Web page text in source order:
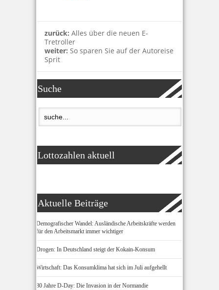
zurück: Alles über die neuen E-
Tretroller
weiter: So sparen Sie auf der Autoreise
Sprit
Suche
Lottozahlen aktuell
Aktuelle Beiträge
Demografischer Wandel: Ausländische Arbeitskräfte werden
für den Arbeitsmarkt immer wichtiger
Drogen: In Deutschland steigt der Kokain-Konsum
Wirtschaft: Das Konsumklima hat sich im Juli aufgehellt
80 Jahre D-Day: Die Invasion in der Normandie